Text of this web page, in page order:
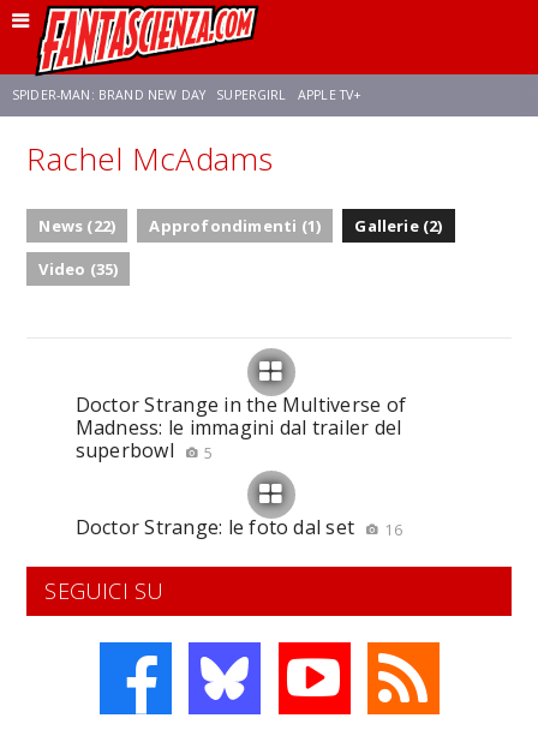
SPIDER-MAN: BRAND NEW DAY SUPERGIRL APPLE TV+
FRANCO RICCIARDIELLO ZENDAYA STAR TREK
NETFLIX SADIE SINK
Rachel McAdams
News (22) Approfondimenti (1)
Gallerie (2)
Video (35)
Doctor Strange in the Multiverse of
Madness: le immagini dal trailer del
superbowl
5
Doctor Strange: le foto dal set 16
SEGUICI SU